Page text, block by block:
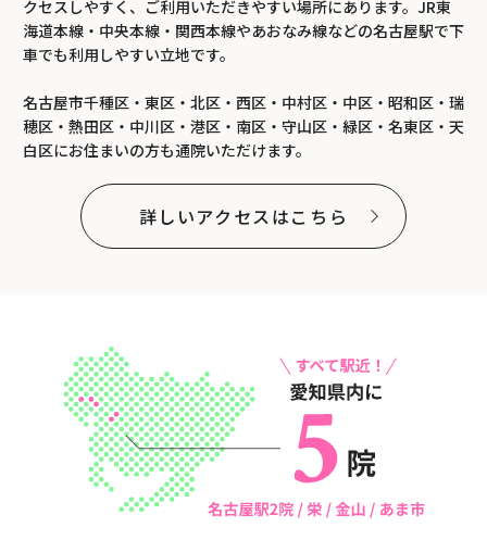
クセスしやすく、ご利用いただきやすい場所にあります。JR東
海道本線・中央本線・関西本線やあおなみ線などの名古屋駅で下
車でも利用しやすい立地です。
名古屋市千種区・東区・北区・西区・中村区・中区・昭和区・瑞
穂区・熱田区・中川区・港区・南区・守山区・緑区・名東区・天
白区にお住まいの方も通院いただけます。
詳しいアクセスはこちら